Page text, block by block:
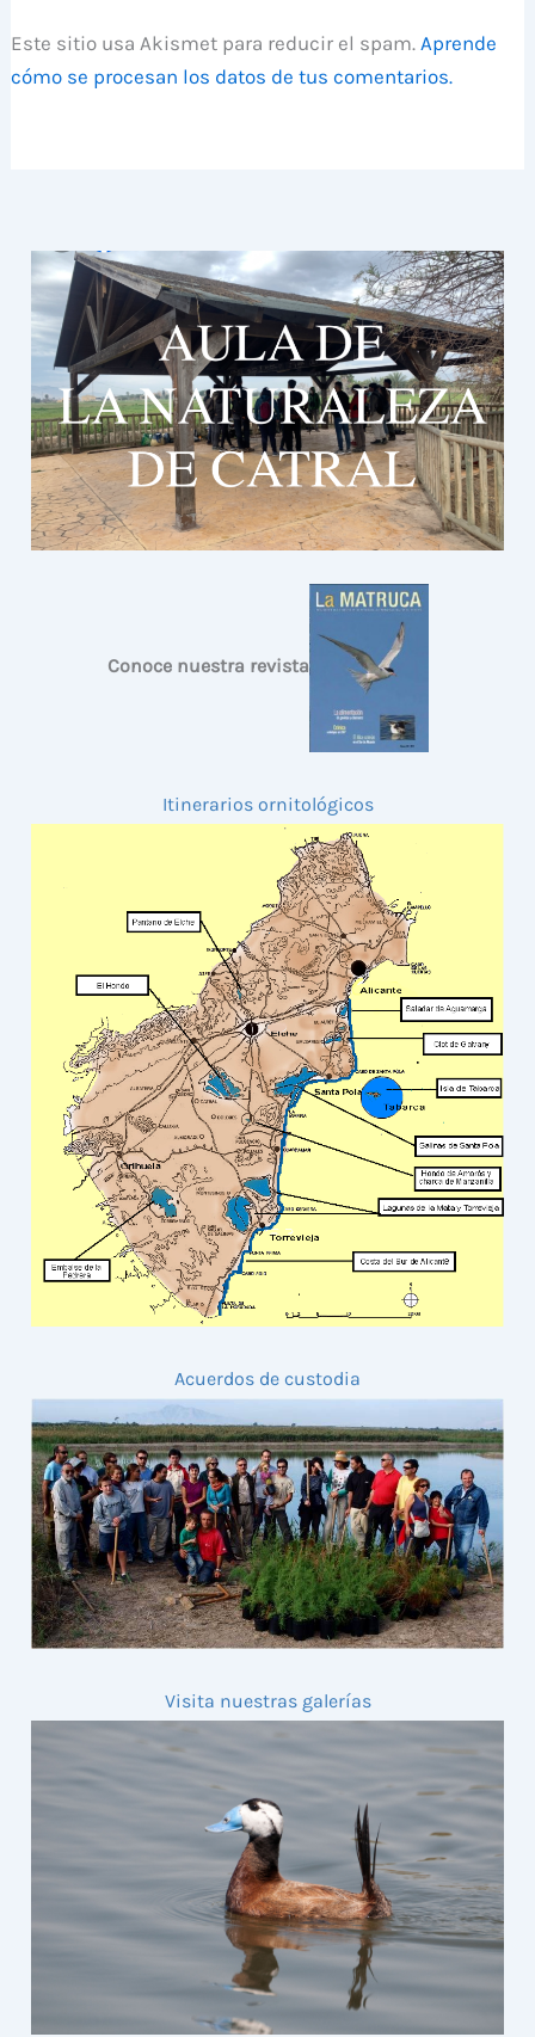
Este sitio usa Akismet para reducir el spam. Aprende
cómo se procesan los datos de tus comentarios.
Conoce nuestra revista
Itinerarios ornitológicos
Acuerdos de custodia
Visita nuestras galerías